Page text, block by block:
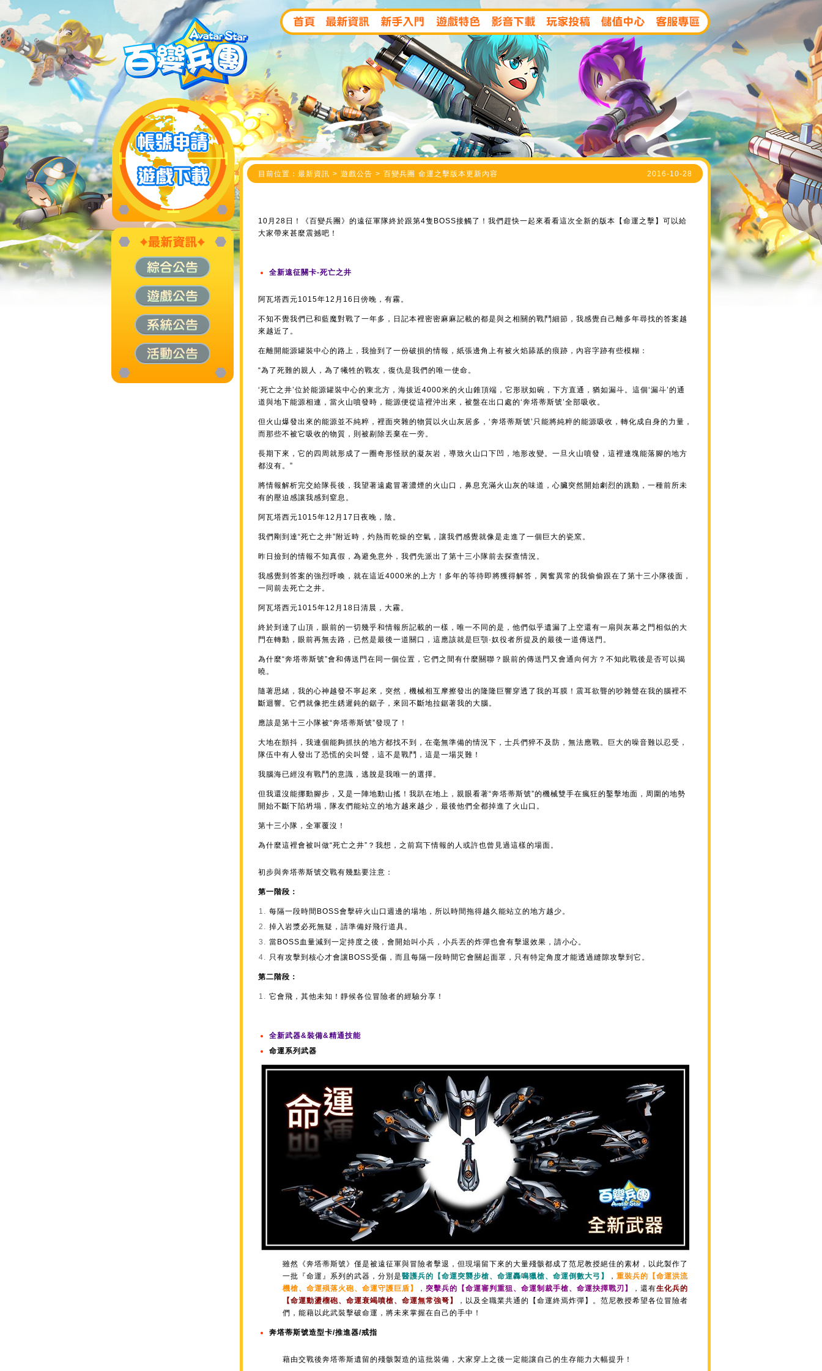
目前位置：最新資訊 > 遊戲公告 > 百變兵團 命運之擊版本更新內容 2016-10-28
10月28日！《百變兵團》的遠征軍隊終於跟第4隻BOSS接觸了！我們趕快一起來看看這次全新的版本【命運之擊】可以給
大家帶來甚麼震撼吧！
全新遠征關卡-死亡之井
阿瓦塔西元1015年12月16日傍晚，有霧。
不知不覺我們已和藍魔對戰了一年多，日記本裡密密麻麻記載的都是與之相關的戰鬥細節，我感覺自己離多年尋找的答案越
來越近了。
在離開能源罐裝中心的路上，我撿到了一份破損的情報，紙張邊角上有被火焰舔舐的痕跡，內容字跡有些模糊：
“為了死難的親人，為了犧牲的戰友，復仇是我們的唯一使命。
‘死亡之井’位於能源罐裝中心的東北方，海拔近4000米的火山錐頂端，它形狀如碗，下方直通，猶如漏斗。這個‘漏斗’的通
道與地下能源相連，當火山噴發時，能源便從這裡沖出來，被盤在出口處的‘奔塔蒂斯號’全部吸收。
但火山爆發出來的能源並不純粹，裡面夾雜的物質以火山灰居多，‘奔塔蒂斯號’只能將純粹的能源吸收，轉化成自身的力量，
而那些不被它吸收的物質，則被剔除丟棄在一旁。
長期下來，它的四周就形成了一圈奇形怪狀的凝灰岩，導致火山口下凹，地形改變。一旦火山噴發，這裡連塊能落腳的地方
都沒有。”
將情報解析完交給隊長後，我望著遠處冒著濃煙的火山口，鼻息充滿火山灰的味道，心臟突然開始劇烈的跳動，一種前所未
有的壓迫感讓我感到窒息。
阿瓦塔西元1015年12月17日夜晚，陰。
我們剛到達“死亡之井”附近時，灼熱而乾燥的空氣，讓我們感覺就像是走進了一個巨大的瓷窯。
昨日撿到的情報不知真假，為避免意外，我們先派出了第十三小隊前去探查情況。
我感覺到答案的強烈呼喚，就在這近4000米的上方！多年的等待即將獲得解答，興奮異常的我偷偷跟在了第十三小隊後面，
一同前去死亡之井。
阿瓦塔西元1015年12月18日清晨，大霧。
終於到達了山頂，眼前的一切幾乎和情報所記載的一樣，唯一不同的是，他們似乎遺漏了上空還有一扇與灰幕之門相似的大
門在轉動，眼前再無去路，已然是最後一道關口，這應該就是巨顎·奴役者所提及的最後一道傳送門。
為什麼“奔塔蒂斯號”會和傳送門在同一個位置，它們之間有什麼關聯？眼前的傳送門又會通向何方？不知此戰後是否可以揭
曉。
隨著思緒，我的心神越發不寧起來，突然，機械相互摩擦發出的隆隆巨響穿透了我的耳膜！震耳欲聾的吵雜聲在我的腦裡不
斷迴響。它們就像把生銹遲鈍的鋸子，來回不斷地拉鋸著我的大腦。
應該是第十三小隊被“奔塔蒂斯號”發現了！
大地在顫抖，我連個能夠抓扶的地方都找不到，在毫無準備的情況下，士兵們猝不及防，無法應戰。巨大的噪音難以忍受，
隊伍中有人發出了恐慌的尖叫聲，這不是戰鬥，這是一場災難！
我腦海已經沒有戰鬥的意識，逃脫是我唯一的選擇。
但我還沒能挪動腳步，又是一陣地動山搖！我趴在地上，親眼看著“奔塔蒂斯號”的機械雙手在瘋狂的鑿擊地面，周圍的地勢
開始不斷下陷坍塌，隊友們能站立的地方越來越少，最後他們全都掉進了火山口。
第十三小隊，全軍覆沒！
為什麼這裡會被叫做“死亡之井”？我想，之前寫下情報的人或許也曾見過這樣的場面。
初步與奔塔蒂斯號交戰有幾點要注意：
第一階段：
每隔一段時間BOSS會擊碎火山口週邊的場地，所以時間拖得越久能站立的地方越少。
掉入岩漿必死無疑，請準備好飛行道具。
當BOSS血量減到一定持度之後，會開始叫小兵，小兵丟的炸彈也會有擊退效果，請小心。
只有攻擊到核心才會讓BOSS受傷，而且每隔一段時間它會關起面罩，只有特定角度才能透過縫隙攻擊到它。
第二階段：
它會飛，其他未知！靜候各位冒險者的經驗分享！
全新武器&裝備&精通技能
命運系列武器
雖然《奔塔蒂斯號》僅是被遠征軍與冒險者擊退，但現場留下來的大量殘骸都成了范尼教授絕佳的素材，以此製作了
一批『命運』系列的武器，分別是醫護兵的【命運突襲步槍、命運轟鳴獵槍、命運倒數大弓】 ， 重裝兵的【命運洪流
機槍、命運殞落火砲、命運守護巨盾】
， 突擊兵的【命運審判重狙、命運制裁手槍、命運抉擇戰刃】 ，還有生化兵的
【命運動盪榴砲、命運衰竭噴槍、命運無常強弩】
，以及全職業共通的【命運終焉炸彈】。范尼教授希望各位冒險者
們，能藉以此武裝擊破命運，將未來掌握在自己的手中！
奔塔蒂斯號造型卡/推進器/戒指
藉由交戰後奔塔蒂斯遺留的殘骸製造的這批裝備，大家穿上之後一定能讓自己的生存能力大幅提升！